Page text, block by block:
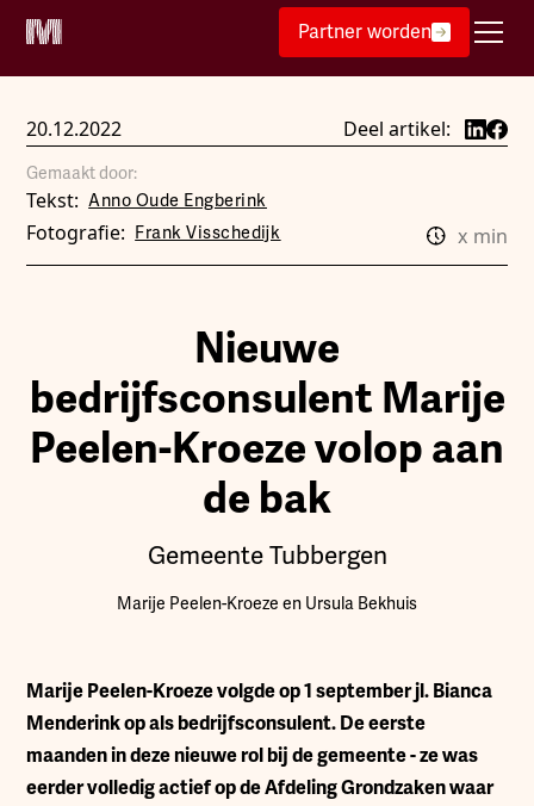
Partner worden
20.12.2022 Deel artikel:
Gemaakt door:
Tekst: Anno Oude Engberink
Fotografie: Frank Visschedijk x min
Nieuwe
bedrijfsconsulent Marije
Peelen-Kroeze volop aan
de bak
Gemeente Tubbergen
Marije Peelen-Kroeze en Ursula Bekhuis
Marije Peelen-Kroeze volgde op 1 september jl. Bianca
Menderink op als bedrijfsconsulent. De eerste
maanden in deze nieuwe rol bij de gemeente - ze was
eerder volledig actief op de Afdeling Grondzaken waar